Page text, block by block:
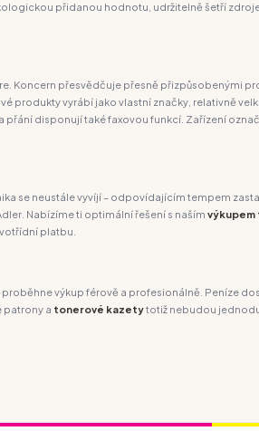
přidanou hodnotu, udržitelně šetří
Koncern přesvědčuje přesně přizpůsobenými
produkty vyrábí jako vlastní značky, relativně
přání disponují také faxovou funkcí. Zařízení
se neustále vyvíjí – odpovídajícím tempem
Nabízíme ti optimální řešení s naším výkupem
platbu.
výkup férově a profesionálně. Peníze
patrony a tonerové kazetytotiž nebudou